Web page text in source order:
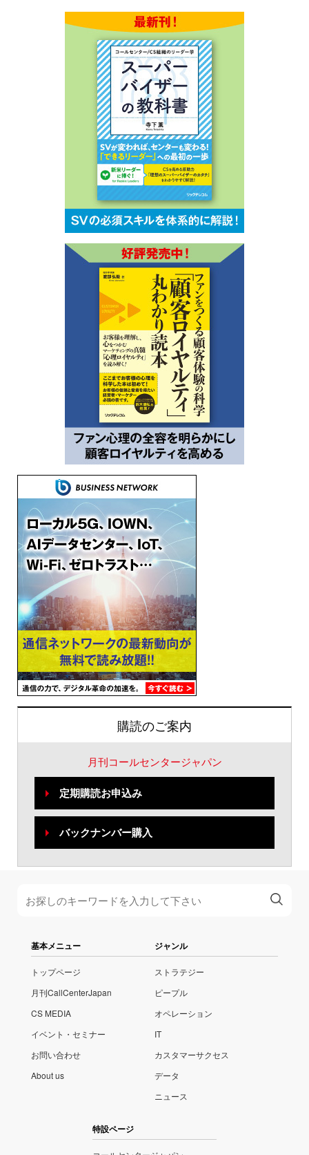
購読のご案内
月刊コールセンタージャパン
定期購読お申込み
バックナンバー購入
基本メニュー
トップページ
月刊CallCenterJapan
CS MEDIA
イベント・セミナー
お問い合わせ
About us
ジャンル
ストラテジー
ピープル
オペレーション
IT
カスタマーサクセス
データ
ニュース
特設ページ